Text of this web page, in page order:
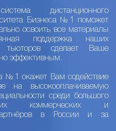
дистанционного
Бизнеса №1 поможет
освоить все материалы
поддержка наших
тьюторов сделает Ваше
эффективным.
№1 окажет Вам содействие
на высокооплачиваемую
среди большого
коммерческих и
партнёров в России и за